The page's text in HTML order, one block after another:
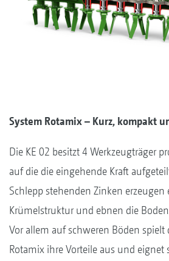
System Rotamix – Kurz, kompakt
Die KE 02 besitzt 4 Werkzeugträger
auf die die eingehende Kraft
Schlepp stehenden Zinken erzeugen
Krümelstruktur und ebnen die
Vor allem auf schweren Böden spielt
Rotamix ihre Vorteile aus und